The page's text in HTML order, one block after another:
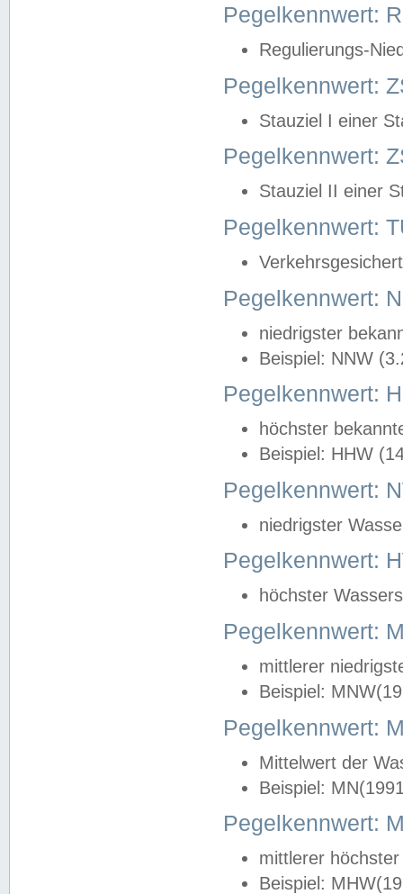
Pegelkennwert:
Regulierungs-
Pegelkennwert:
Stauziel I einer
Pegelkennwert:
Stauziel II einer
Pegelkennwert:
Pegelkennwert:
niedrigster
Beispiel: NNW
Pegelkennwert:
höchster
Beispiel: HHW
Pegelkennwert:
niedrigster
Pegelkennwert:
höchster
Pegelkennwert:
mittlerer
Beispiel:
Pegelkennwert:
Mittelwert der
Beispiel:
Pegelkennwert:
mittlerer
Beispiel: